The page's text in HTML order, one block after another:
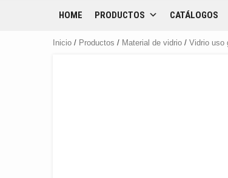
HOME PRODUCTOS CATÁLOGOS
Inicio / Productos / Material de vidrio / Vidrio uso